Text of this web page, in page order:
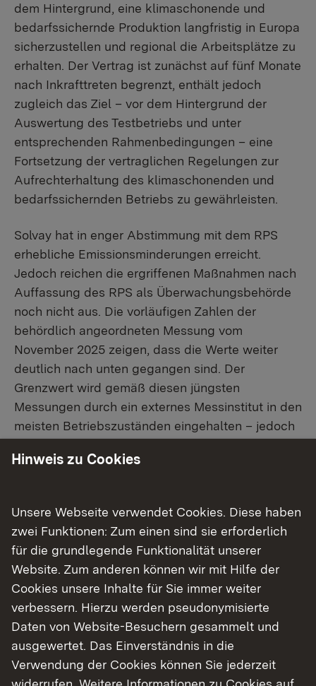
dem Hintergrund, eine klimaschonende und
bedarfssichernde Produktion langfristig in Europa
sicherzustellen und regional die Arbeitsplätze zu
erhalten. Der Vertrag ist zunächst auf fünf Monate
nach Inkrafttreten begrenzt, enthält jedoch
zugleich das Ziel – vor dem Hintergrund der
Auswertung des Testbetriebs und unter
entsprechenden Rahmenbedingungen – eine
Fortsetzung der vertraglichen Regelungen zur
Aufrechterhaltung des klimaschonenden und
bedarfssichernden Betriebs zu gewährleisten.
Solvay hat in enger Abstimmung mit dem RPS
erhebliche Emissionsminderungen erreicht.
Jedoch reichen die ergriffenen Maßnahmen nach
Auffassung des RPS als Überwachungsbehörde
noch nicht aus. Die vorläufigen Zahlen der
behördlich angeordneten Messung vom
November 2025 zeigen, dass die Werte weiter
deutlich nach unten gegangen sind. Der
Grenzwert wird gemäß diesen jüngsten
Messungen durch ein externes Messinstitut in den
meisten Betriebszuständen eingehalten – jedoch
Dabei ist zu beachten: Es gibt keinen rechtlich
festgelegten spezifischen Grenzwert für SF6,
sondern lediglich einen sogenannten
Summenparameter für Fluor und alle seine
gasförmigen anorganischen Verbindungen. In
einem immissionsschutzrechtlichen
Genehmigungsbescheid des
Regierungspräsidiums Stuttgart vom 30. Juni
Hinweis zu Cookies
Unsere Webseite verwendet Cookies. Diese haben
zwei Funktionen: Zum einen sind sie erforderlich
für die grundlegende Funktionalität unserer
Website. Zum anderen können wir mit Hilfe der
Cookies unsere Inhalte für Sie immer weiter
verbessern. Hierzu werden pseudonymisierte
Daten von Website-Besuchern gesammelt und
ausgewertet. Das Einverständnis in die
Verwendung der Cookies können Sie jederzeit